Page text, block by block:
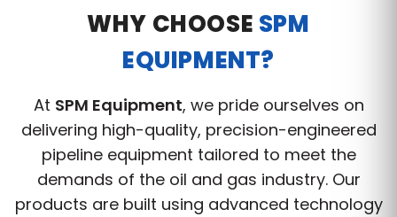
WHY CHOOSE SPM
EQUIPMENT?
At SPM Equipment, we pride ourselves on
delivering high-quality, precision-engineered
pipeline equipment tailored to meet the
demands of the oil and gas industry. Our
products are built using advanced technology